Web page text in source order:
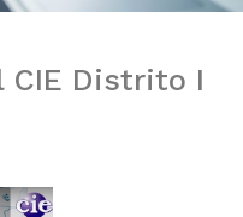
Distrito I